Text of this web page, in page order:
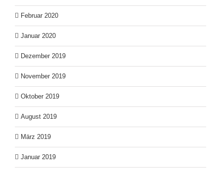
Februar 2020
Januar 2020
Dezember 2019
November 2019
Oktober 2019
August 2019
März 2019
Januar 2019